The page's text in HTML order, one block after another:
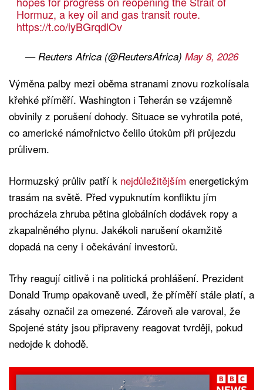
Hormuz, a key oil and gas transit route.
https://t.co/iyBGrqdlOv
— Reuters Africa (@ReutersAfrica) May 8, 2026
Výměna palby mezi oběma stranami znovu rozkolísala
křehké příměří. Washington i Teherán se vzájemně
obvinily z porušení dohody. Situace se vyhrotila poté,
co americké námořnictvo čelilo útokům při průjezdu
průlivem.
Hormuzský průliv patří k nejdůležitějším energetickým
trasám na světě. Před vypuknutím konfliktu jím
procházela zhruba pětina globálních dodávek ropy a
zkapalněného plynu. Jakékoli narušení okamžitě
dopadá na ceny i očekávání investorů.
Trhy reagují citlivě i na politická prohlášení. Prezident
Donald Trump opakovaně uvedl, že příměří stále platí, a
zásahy označil za omezené. Zároveň ale varoval, že
Spojené státy jsou připraveny reagovat tvrději, pokud
nedojde k dohodě.